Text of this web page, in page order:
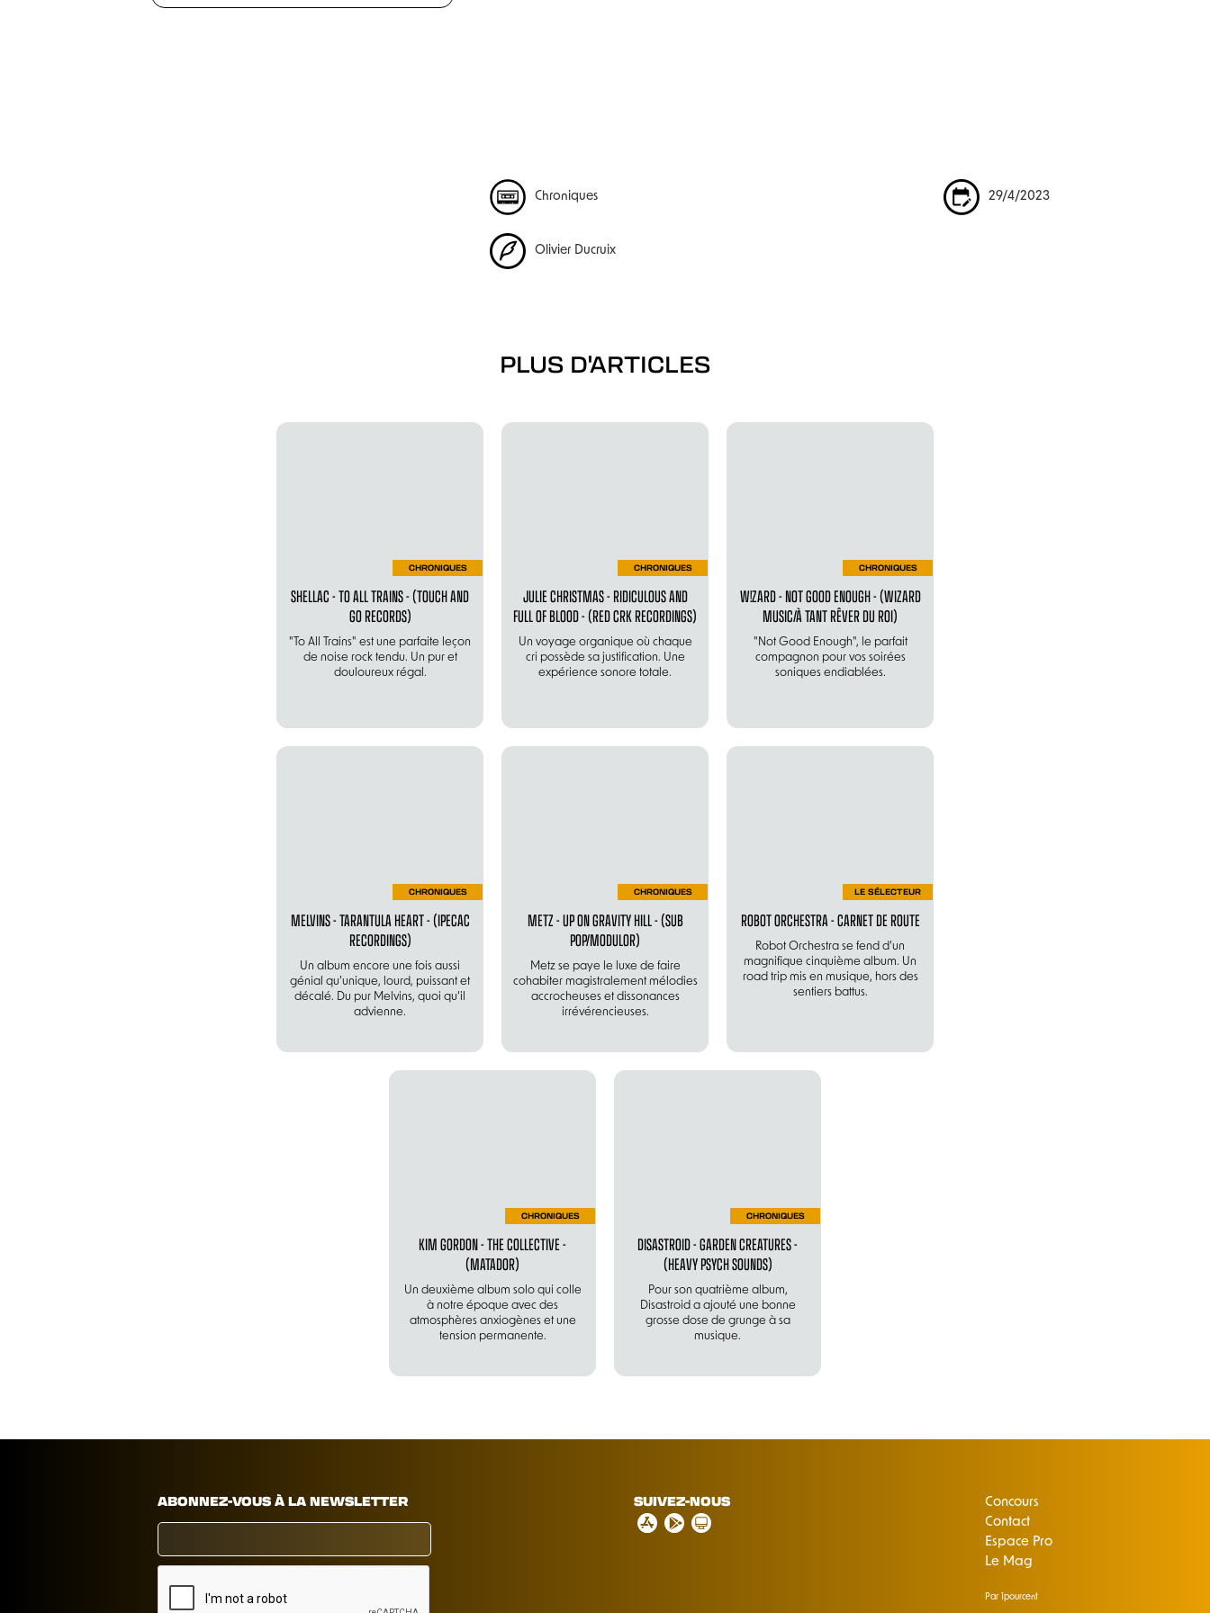
Chroniques
Olivier Ducruix
29/4/2023
PLUS D'ARTICLES
CHRONIQUES
SHELLAC - TO ALL TRAINS - (TOUCH AND
GO RECORDS)
"To All Trains" est une parfaite leçon
de noise rock tendu. Un pur et
douloureux régal.
CHRONIQUES
JULIE CHRISTMAS - RIDICULOUS AND
FULL OF BLOOD - (RED CRK RECORDINGS)
Un voyage organique où chaque
cri possède sa justification. Une
expérience sonore totale.
CHRONIQUES
W!ZARD - NOT GOOD ENOUGH - (WIZARD
MUSIC/À TANT RÊVER DU ROI)
"Not Good Enough", le parfait
compagnon pour vos soirées
soniques endiablées.
CHRONIQUES
MELVINS - TARANTULA HEART - (IPECAC
RECORDINGS)
Un album encore une fois aussi
génial qu’unique, lourd, puissant et
décalé. Du pur Melvins, quoi qu’il
advienne.
CHRONIQUES
METZ - UP ON GRAVITY HILL - (SUB
POP/MODULOR)
Metz se paye le luxe de faire
cohabiter magistralement mélodies
accrocheuses et dissonances
irrévérencieuses.
LE SÉLECTEUR
ROBOT ORCHESTRA - CARNET DE ROUTE
Robot Orchestra se fend d’un
magnifique cinquième album. Un
road trip mis en musique, hors des
sentiers battus.
CHRONIQUES
KIM GORDON - THE COLLECTIVE -
(MATADOR)
Un deuxième album solo qui colle
à notre époque avec des
atmosphères anxiogènes et une
tension permanente.
CHRONIQUES
DISASTROID - GARDEN CREATURES -
(HEAVY PSYCH SOUNDS)
Pour son quatrième album,
Disastroid a ajouté une bonne
grosse dose de grunge à sa
musique.
ABONNEZ-VOUS À LA NEWSLETTER SUIVEZ-NOUS
Concours
Contact
Espace Pro
Le Mag
Par 1pourcent